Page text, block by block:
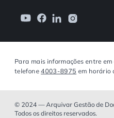
Para mais informações entre
telefone4003-8975 em horário
© 2024 — Arquivar Gestão de
Todos os direitos reservados.